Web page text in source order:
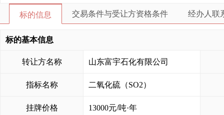
标的信息 交易条件与受让方资格条件 经办人联
标的基本信息
转让方名称 山东富宇石化有限公司
指标名称 二氧化硫（SO2）
挂牌价格 13000元/吨·年